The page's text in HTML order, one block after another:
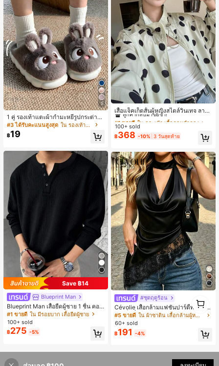
5
1 คู่ รองเท้าแตะผ้ากำมะหยี่รูปกระต่าย
สำหรับผู้หญิง, อบอุ่นและสบาย, เหมาะ
สำหรับใส่ลำลองในฤดูใบไม้ร่วง/ฤดูหน
าว, รองเท้าบ้านผู้หญิงหรูหราใหม่, ส้นเ
รับฤดูหนาวที่อบอุ่น, รองเท้าแตะผ้ากำม
ะหยี่น่ารัก, ของขวัญปีใหม่/วันวาเลนไท
น์ในอุดมคติ, รองเท้าแตะคู่รัก, ของขวั
ญวันแม่, สวน, ของตกแต่งห้องครัว, ฤดู
ร้อน, ชายหาด, ของใช้จำเป็นสำหรับกา
รเดินทาง, ของตกแต่งห้อง, นุ่มนิ่ม, การ
สำเร็จการศึกษา, ชั้นวางรองเท้า, ประห
ยัดพื้นที่จัดเก็บ, กลางแจ้ง, สวน, พิธีสำเ
ร็จการศึกษา, พิธีจบการศึกษา, ยินดีด้ว
ยบัณฑิต, บัณฑิตที่สำเร็จการศึกษา, ผู้ก
ล่าวคำอำลา, เรียนจบ, งานเลี้ยงจบการ
ศึกษา
#3 ได้รับคะแนนสูงสุด ใน รองเท้าแตะใส่ในบ้าน
฿19
Save ฿14
Blueprint Man
Blueprint Man เสื้อยืดผู้ชาย 1 ชิ้น คอเ
ฮนลีย์ ผ้าถักลายวาฟเฟิล คอวีเล็ก ทรงห
ลวม บาง ระบายอากาศได้ดี ใส่สบาย มี
กระดุม สไตล์ Old Money ทรงยุโรป ไซ
ส์ใหญ่กว่าปกติ กรุณาเลือกไซส์เล็กลงเพื่
#1 ขายดี ใน มีรอยบาก เสื้อยืดผู้ชาย
100+ sold
฿275 -5%
เสื้อแจ็คเก็ตสั้นผู้หญิงสไตล์วินเทจ ลายจุ
ดขนาดใหญ่ คอตั้ง เอวเข้ารูป แขนพอง
ทรงหลวม แฟชั่นอเนกประสงค์ สำหรับใ
ส่ประจำวันและไปเที่ยวพักผ่อน
#1 ขายดี
ใน กระเป๋า เสื้อคลุมลำลอง
ลูกค้ากลับมาซื้อซ้ำ!
#1 ขายดี ใน กระเป๋า เสื้อคลุมลำลอง
ลูกค้ากลับมาซื้อซ้ำ!
#1 ขายดี ใน กระเป๋า เสื้อคลุมลำลอง
ลูกค้ากลับมาซื้อซ้ำ!
#1 ขายดี ใน กระเป๋า เสื้อคลุมลำลอง
100+ sold
฿368 -10% 3 วันสุดท้าย
#ชุดฤดูร้อน
Cévolie เสื้อกล้ามแฟชั่นปาร์ตี้ทรงเข้า
รูป เซ็กซี่ คอเดรป คอคาวล์ จับย่น แต่ง
ลูกไม้ ดีไซน์ต่อผ้า เปิดหลัง แขนกุด
#5 ขายดี
ใน ผ้าซาติน เสื้อกล้ามผู้หญิง & Camis
60+ sold
฿191 -4%